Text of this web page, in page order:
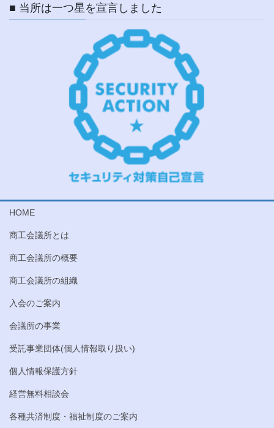
■ 当所は一つ星を宣言しました
HOME
商工会議所とは
商工会議所の概要
商工会議所の組織
入会のご案内
会議所の事業
受託事業団体(個人情報取り扱い)
個人情報保護方針
経営無料相談会
各種共済制度・福祉制度のご案内